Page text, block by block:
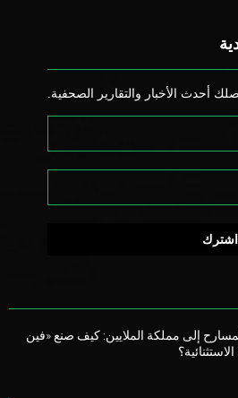
أحدث الأخبار والتقارير الصحفية.
إلى مملكة الملايين: كيف صنع «فين